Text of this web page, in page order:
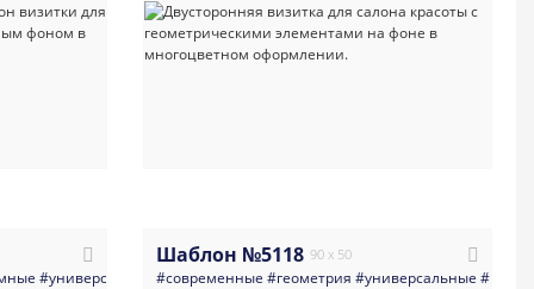
#директор #маркетолог_маркетинг #промышленность
#универсальные#визитка #директор #руководитель
Шаблон №5118 90 x 50
#современные #геометрия #универсальные